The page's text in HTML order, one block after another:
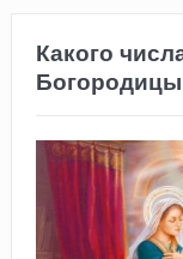
Какого
Богородицы